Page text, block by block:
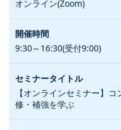
オンライン(Zoom)
9:30～16:30(受付9:00)
【オンラインセミナー】
修・補強を学ぶ